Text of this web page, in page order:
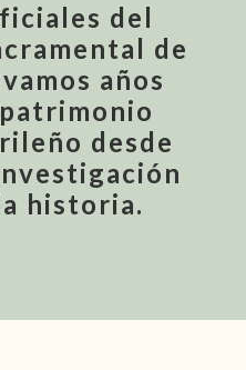
del
de
años
desde
historia.